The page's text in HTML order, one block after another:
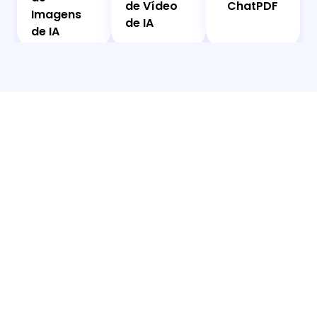
Imagens
de IA
de Vídeo
de IA
ChatPDF
de IA
de IA